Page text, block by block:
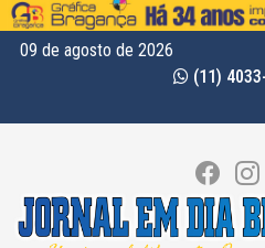
09 de agosto de 2026
(11)